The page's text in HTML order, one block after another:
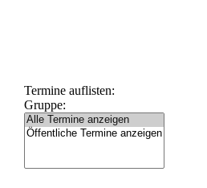
Termine auflisten:
Gruppe: